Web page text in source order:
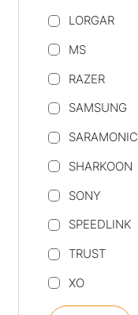
LORGAR
MS
RAZER
SAMSUNG
SARAMONIC
SHARKOON
SONY
SPEEDLINK
TRUST
XO